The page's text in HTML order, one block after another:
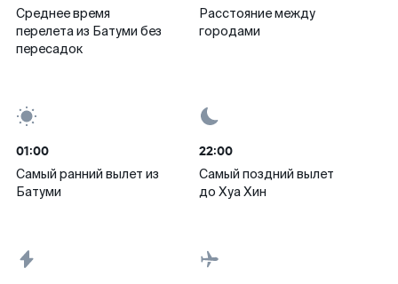
Среднее время
перелета из Батуми без
пересадок
Расстояние между
городами
01:00
Самый ранний вылет из
Батуми
22:00
Самый поздний вылет
до Хуа Хин